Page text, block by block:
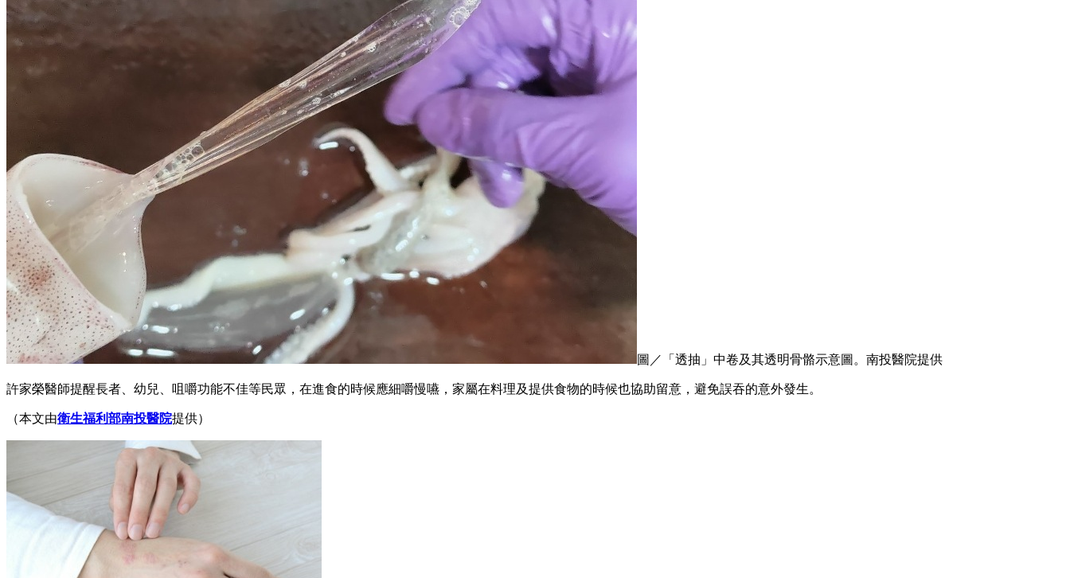
圖／「透抽」中卷及其透明骨骼示意圖。南投醫院提供
許家榮醫師提醒長者、幼兒、咀嚼功能不佳等民眾，在進食的時候應細嚼慢嚥，家屬在料理及提供食物的時候也協助留意，避免誤吞的意外發生。
（本文由衛生福利部南投醫院提供）